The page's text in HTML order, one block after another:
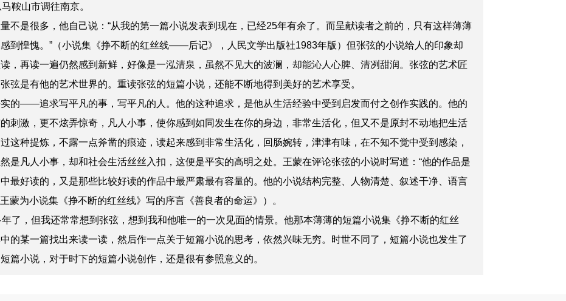
鞍山市调往南京。
是很多，他自己说：“从我的第一篇小说发表到现在，已经25年有余了。而呈献读者之前的，只有这样薄薄
到惶愧。”（小说集《挣不断的红丝线——后记》，人民文学出版社1983年版）但张弦的小说给人的印象却
，再读一遍仍然感到新鲜，好像是一泓清泉，虽然不见大的波澜，却能沁人心脾、清冽甜润。张弦的艺术匠
弦是有他的艺术世界的。重读张弦的短篇小说，还能不断地得到美好的艺术享受。
——追求写平凡的事，写平凡的人。他的这种追求，是他从生活经验中受到启发而付之创作实践的。他的
刺激，更不炫弄惊奇，凡人小事，使你感到如同发生在你的身边，非常生活化，但又不是原封不动地把生活
这种提炼，不露一点斧凿的痕迹，读起来感到非常生活化，回肠婉转，津津有味，在不知不觉中受到感染，
是凡人小事，却和社会生活丝丝入扣，这便是平实的高明之处。王蒙在评论张弦的小说时写道：“他的作品是
最好读的，又是那些比较好读的作品中最严肃最有容量的。他的小说结构完整、人物清楚、叙述干净、语言
蒙为小说集《挣不断的红丝线》写的序言《善良者的命运》）。
，但我还常常想到张弦，想到我和他唯一的一次见面的情景。他那本薄薄的短篇小说集《挣不断的红丝
的某一篇找出来读一读，然后作一点关于短篇小说的思考，依然兴味无穷。时世不同了，短篇小说也发生了
篇小说，对于时下的短篇小说创作，还是很有参照意义的。